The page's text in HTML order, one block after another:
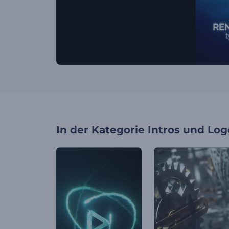
In der Kategorie Intros und